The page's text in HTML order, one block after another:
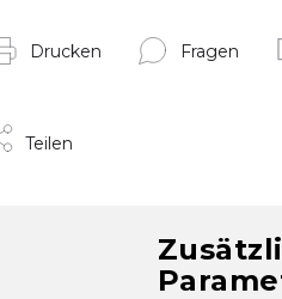
Drucken Fragen
Teilen